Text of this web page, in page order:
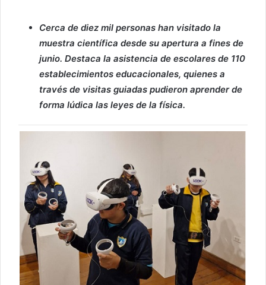
Cerca de diez mil personas han visitado la
muestra científica desde su apertura a fines de
junio. Destaca la asistencia de escolares de 110
establecimientos educacionales, quienes a
través de visitas guiadas pudieron aprender de
forma lúdica las leyes de la física.